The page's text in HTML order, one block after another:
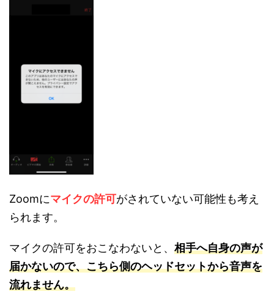
Zoomにマイクの許可がされていない可能性も考え
られます。
マイクの許可をおこなわないと、 相手へ自身の声が
届かないので、こちら側のヘッドセットから音声を
流れません。